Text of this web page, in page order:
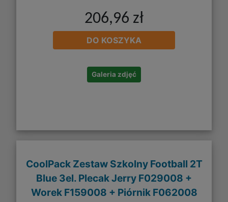
206,96 zł
DO KOSZYKA
Galeria zdjęć
CoolPack Zestaw Szkolny Football 2T
Blue 3el. Plecak Jerry F029008 +
Worek F159008 + Piórnik F062008